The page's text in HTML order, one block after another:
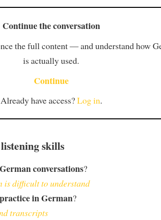
Continue the conversation
the full content — and understand how
is actually used.
Continue
Already have access?Log in.
skills
conversations?
is difficult to understand
in German?
transcripts